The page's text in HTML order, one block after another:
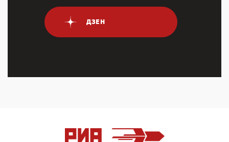
03:01, 10 Апреля 2026
Террорист и убийца Буданов вальяжно сообщил,
что союзники просили Киев не наносить удары по
энергети...
Госуслугах уме...
ДЗЕН